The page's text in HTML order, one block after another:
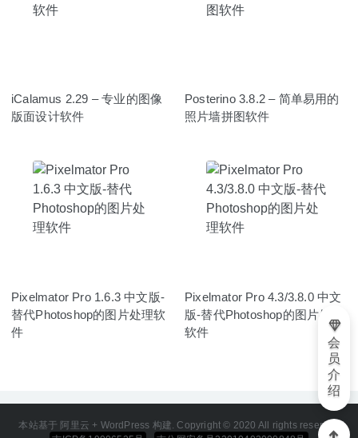
iCalamus 2.29 – 专业的图像
版面设计软件
Posterino 3.8.2 – 简单易用的
照片墙拼图软件
Pixelmator Pro 1.6.3 中文版-
替代Photoshop的图片处理软
件
Pixelmator Pro 4.3/3.8.0 中文
版-替代Photoshop的图片处理
软件
本站基于 阿里云 + WordPress 构建. Copyright © 2020 All rights reserved
会
员
介
绍